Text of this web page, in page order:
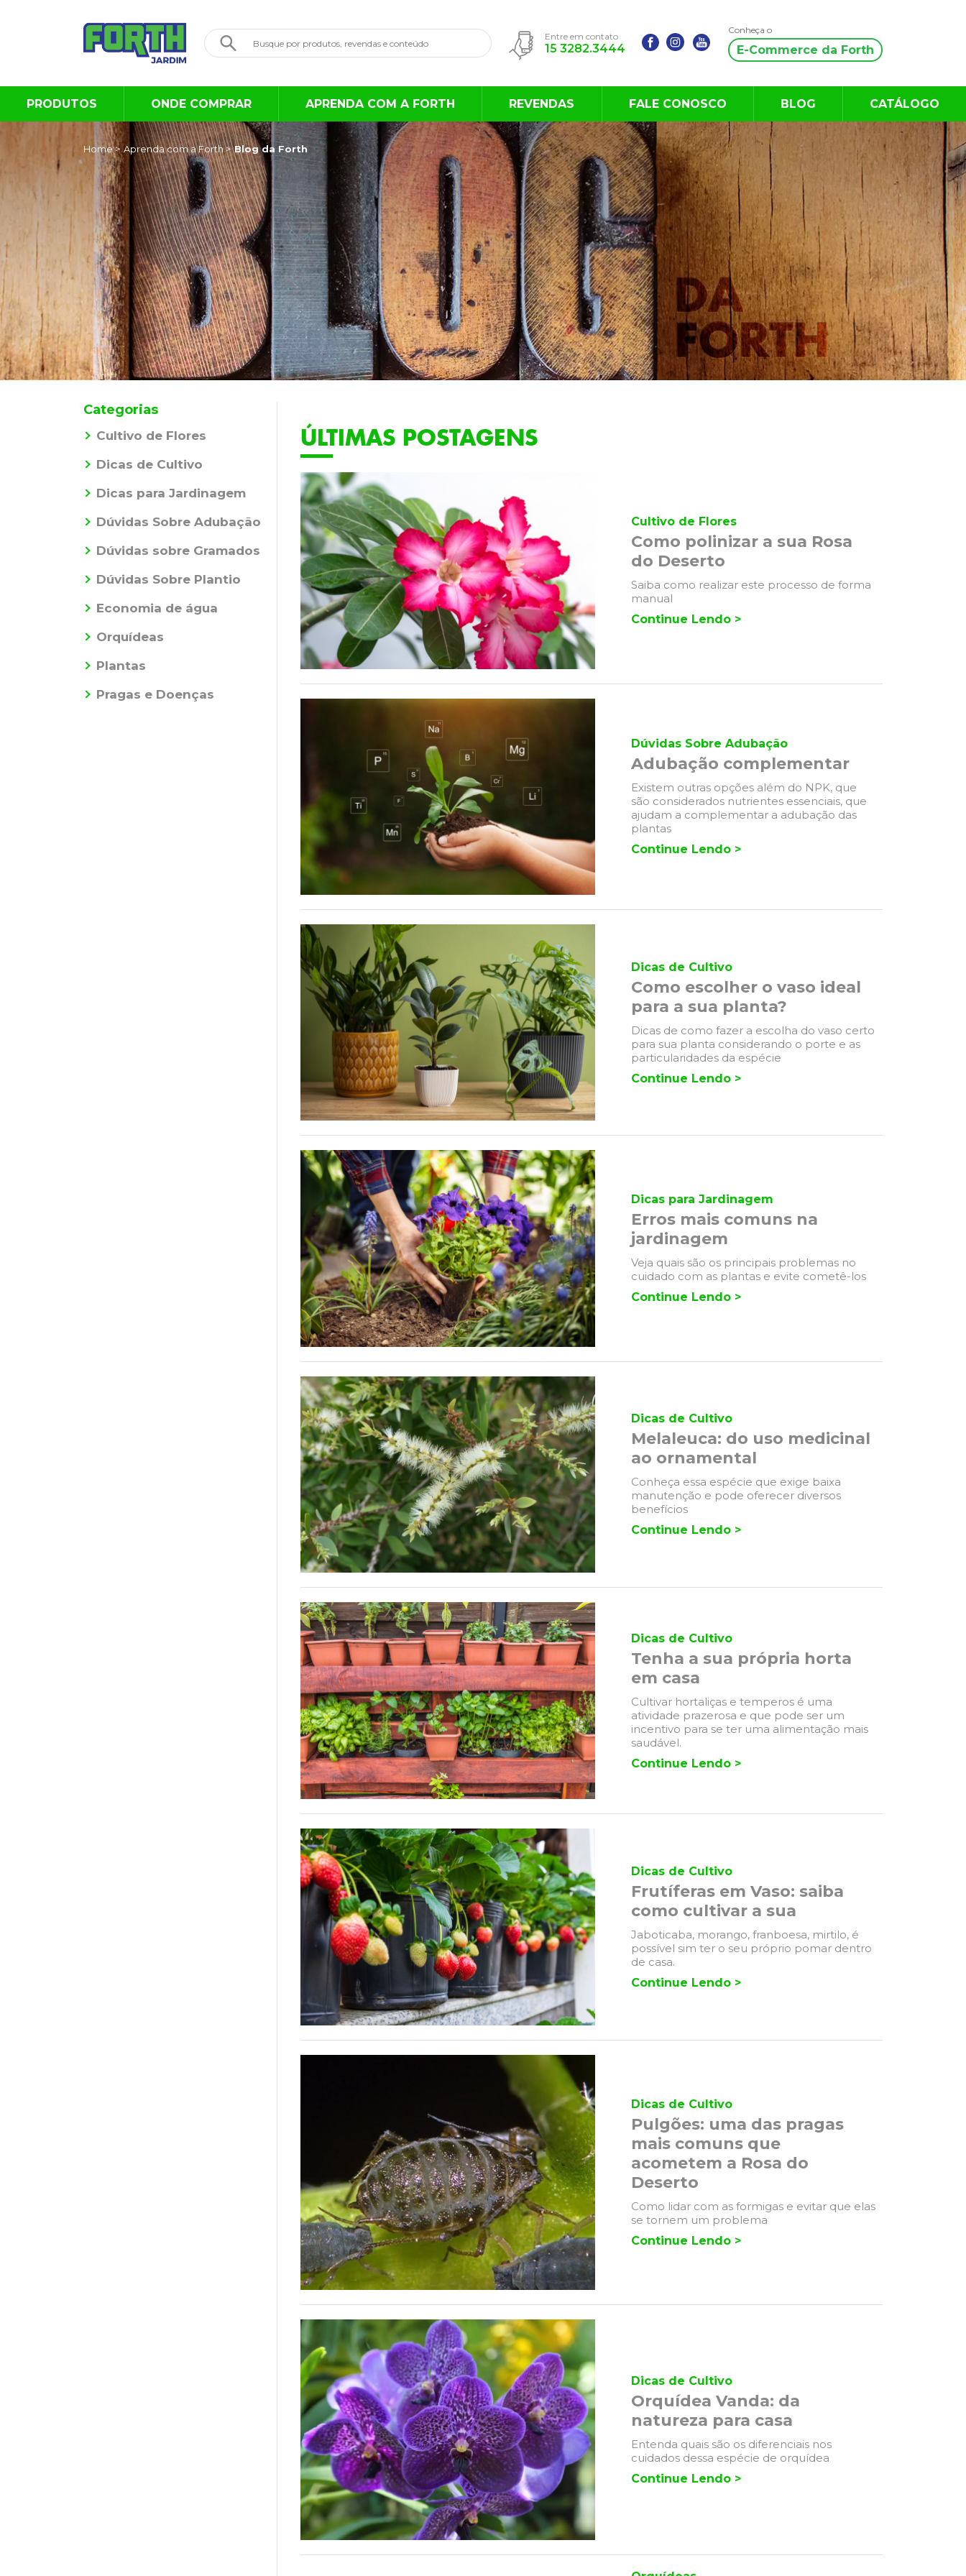
Entre em contato
15 3282.3444
Conheça o
E-Commerce da Forth
PRODUTOS ONDE COMPRAR APRENDA COM A FORTH REVENDAS FALE CONOSCO BLOG CATÁLOGO
Home > Aprenda com a Forth > Blog da Forth
Categorias
Cultivo de Flores
Dicas de Cultivo
Dicas para Jardinagem
Dúvidas Sobre Adubação
Dúvidas sobre Gramados
Dúvidas Sobre Plantio
Economia de água
Orquídeas
Plantas
Pragas e Doenças
ÚLTIMAS POSTAGENS
Cultivo de Flores
Como polinizar a sua Rosa
do Deserto
Saiba como realizar este processo de forma
manual
Continue Lendo >
Dúvidas Sobre Adubação
Adubação complementar
Existem outras opções além do NPK, que
são considerados nutrientes essenciais, que
ajudam a complementar a adubação das
plantas
Continue Lendo >
Dicas de Cultivo
Como escolher o vaso ideal
para a sua planta?
Dicas de como fazer a escolha do vaso certo
para sua planta considerando o porte e as
particularidades da espécie
Continue Lendo >
Dicas para Jardinagem
Erros mais comuns na
jardinagem
Veja quais são os principais problemas no
cuidado com as plantas e evite cometê-los
Continue Lendo >
Dicas de Cultivo
Melaleuca: do uso medicinal
ao ornamental
Conheça essa espécie que exige baixa
manutenção e pode oferecer diversos
benefícios
Continue Lendo >
Dicas de Cultivo
Tenha a sua própria horta
em casa
Cultivar hortaliças e temperos é uma
atividade prazerosa e que pode ser um
incentivo para se ter uma alimentação mais
saudável.
Continue Lendo >
Dicas de Cultivo
Frutíferas em Vaso: saiba
como cultivar a sua
Jaboticaba, morango, franboesa, mirtilo, é
possível sim ter o seu próprio pomar dentro
de casa.
Continue Lendo >
Dicas de Cultivo
Pulgões: uma das pragas
mais comuns que
acometem a Rosa do
Deserto
Como lidar com as formigas e evitar que elas
se tornem um problema
Continue Lendo >
Dicas de Cultivo
Orquídea Vanda: da
natureza para casa
Entenda quais são os diferenciais nos
cuidados dessa espécie de orquídea
Continue Lendo >